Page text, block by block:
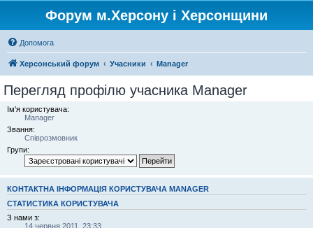
Форум м.Херсону і Херсонщини
Допомога
Херсонський форум Учасники Manager
Перегляд профілю учасника Manager
Ім'я користувача:
Manager
Звання:
Співрозмовник
Групи:
КОНТАКТНА ІНФОРМАЦІЯ КОРИСТУВАЧА MANAGER
СТАТИСТИКА КОРИСТУВАЧА
З нами з:
14 червня 2011, 23:33